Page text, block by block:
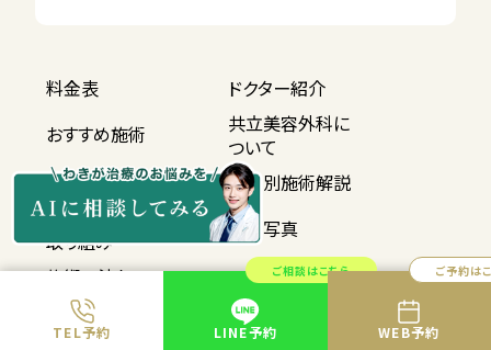
TEL予約
ご相談はこちら
LINE予約
ご予約は
WEB予約
料金表
ドクター紹介
おすすめ施術
共立美容外科に
ついて
公式コラム
地域別施術解説
共立ブランドの
取り組み
症例写真
施術の流れ
モニター募集
学術研究
よくある質問